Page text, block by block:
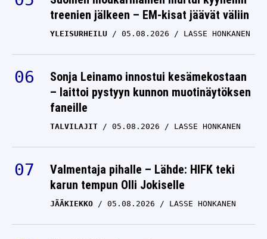
treenien jälkeen – EM-kisat jäävät väliin
YLEISURHEILU 05.08.2026 LASSE HONKANEN
Sonja Leinamo innostui kesämekostaan
– laittoi pystyyn kunnon muotinäytöksen
faneille
TALVILAJIT 05.08.2026 LASSE HONKANEN
Valmentaja pihalle – Lähde: HIFK teki
karun tempun Olli Jokiselle
JÄÄKIEKKO 05.08.2026 LASSE HONKANEN